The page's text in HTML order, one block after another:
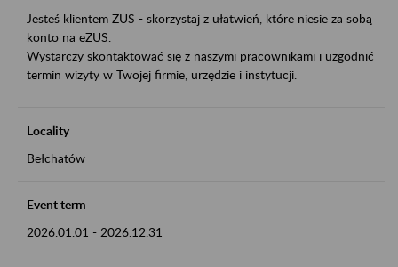
Jesteś klientem ZUS - skorzystaj z ułatwień, które niesie za sobą
konto na eZUS.
Wystarczy skontaktować się z naszymi pracownikami i uzgodnić
termin wizyty w Twojej firmie, urzędzie i instytucji.
Locality
Bełchatów
Event term
2026.01.01 - 2026.12.31